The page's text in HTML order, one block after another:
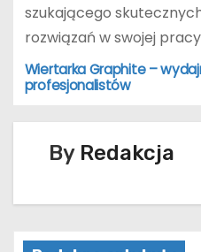
szukającego
rozwiązań w swojej
N
a
Wiertarka Graphite –
profesjonalistów
By Redakcja